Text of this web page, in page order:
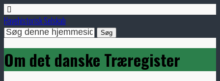
Havehistorisk Selskab
Om det danske Træregister